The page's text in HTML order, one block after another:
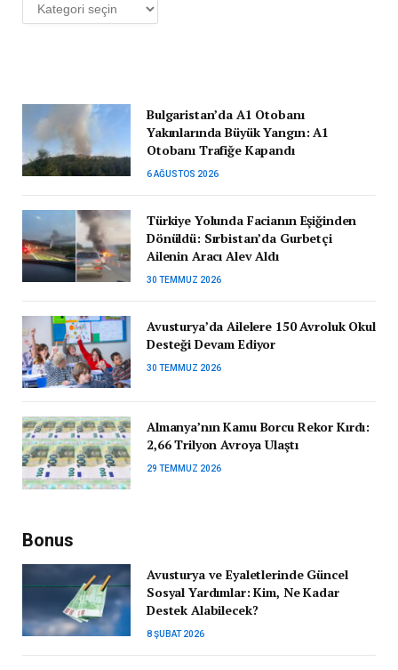
Bulgaristan’da A1 Otobanı
Yakınlarında Büyük Yangın: A1
Otobanı Trafiğe Kapandı
6 AĞUSTOS 2026
Türkiye Yolunda Facianın Eşiğinden
Dönüldü: Sırbistan’da Gurbetçi
Ailenin Aracı Alev Aldı
30 TEMMUZ 2026
Avusturya’da Ailelere 150 Avroluk Okul
Desteği Devam Ediyor
30 TEMMUZ 2026
Almanya’nın Kamu Borcu Rekor Kırdı:
2,66 Trilyon Avroya Ulaştı
29 TEMMUZ 2026
Bonus
Avusturya ve Eyaletlerinde Güncel
Sosyal Yardımlar: Kim, Ne Kadar
Destek Alabilecek?
8 ŞUBAT 2026